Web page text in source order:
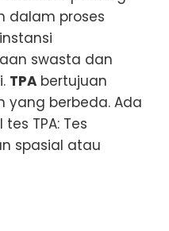
dalam proses
swasta dan
TPA bertujuan
yang berbeda. Ada
TPA: Tes
spasial atau